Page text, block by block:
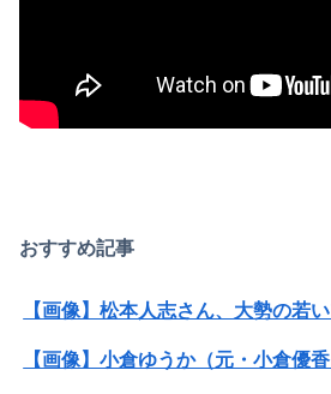
おすすめ記事